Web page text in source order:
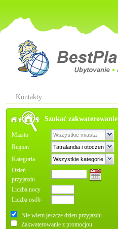
Kontakty
Szukać zakwaterowanie
Miasto
Region
Kategoria
Dzień
przyjazdu
Liczba nocy
Liczba osób
Nie wiem jeszcze dzien przyjazdu
Zakwaterowanie z promocjou